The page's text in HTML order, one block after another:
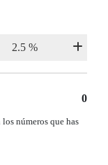
0
números que has